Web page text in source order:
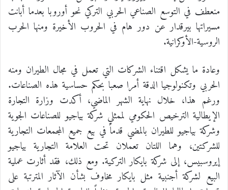
منعطف في التوسع الصناعي الحربي التركي نحو أوروبا بعدما أبانت
مسيراتها بيرقدار عن دور هام في الحروب الأخيرة ومنها الحرب
الروسية-الأوكرانية.
وعادة ما يشكل اقتناء الشركات التي تعمل في مجال الطيران ومنه
الحربي وتكنولوجيا الدقة أمرا صعبا بحكم حساسية هذه الصناعات.
ورغم هذا، خلال نهاية الشهر الماضي، أكدت وزارة التجارة
الإيطالية الترخيص الحكومي لممثلي شركة بياجيو للصناعات الجوية
وشركة بياجيو للطيران بالمضي قدماً في بيع جميع المجمعات التجارية
للشركتين، وهما اللتان تعملان تحت العلامة التجارية بياجيو
إيروسبيس، إلى شركة بايكار التركية. ومع ذلك، فقد أثارت عملية
البيع لشركة أجنبية مثل بايكار مخاوف بشأن الآثار المترتبة على